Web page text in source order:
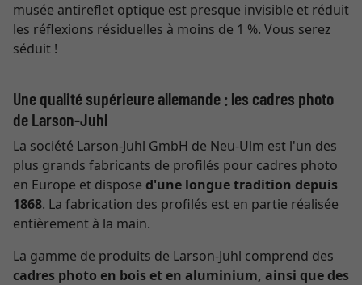
musée antireflet optique est presque invisible et réduit
les réflexions résiduelles à moins de 1 %. Vous serez
séduit !
Une qualité supérieure allemande : les cadres photo
de Larson-Juhl
La société Larson-Juhl GmbH de Neu-Ulm est l'un des
plus grands fabricants de profilés pour cadres photo
en Europe et dispose d'une longue tradition depuis
1868. La fabrication des profilés est en partie réalisée
entièrement à la main.
La gamme de produits de Larson-Juhl comprend des
cadres photo en bois et en aluminium, ainsi que des